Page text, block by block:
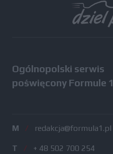
Ogólnopolski serwis
poświęcony Formule 1
M / redakcja@formula1.pl
T / + 48 502 700 254